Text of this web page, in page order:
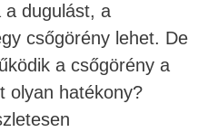
a dugulást, a
csőgörény lehet. De
a csőgörény a
olyan hatékony?